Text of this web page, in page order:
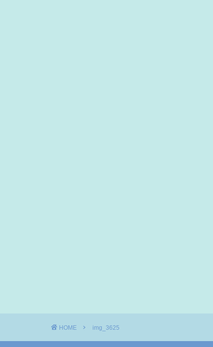
HOME img_3625